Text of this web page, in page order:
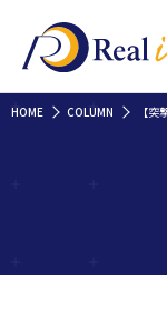
HOME COLUMN